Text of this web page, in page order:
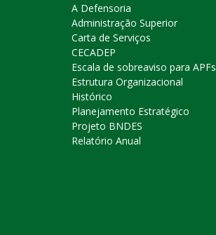
A Defensoria
Administração Superior
Carta de Serviços
CECADEP
Escala de sobreaviso para APFs
Estrutura Organizacional
Histórico
Planejamento Estratégico
Projeto BNDES
Relatório Anual